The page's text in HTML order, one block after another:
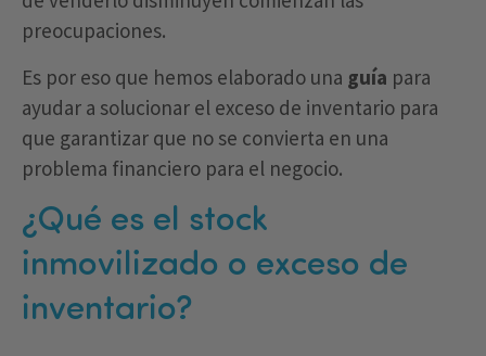
preocupaciones.
Es por eso que hemos elaborado una guía para
ayudar a solucionar el exceso de inventario para
que garantizar que no se convierta en una
problema financiero para el negocio.
¿Qué es el stock
inmovilizado o exceso de
inventario?